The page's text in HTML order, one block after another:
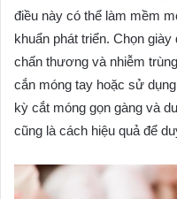
điều này có thể làm mềm
khuẩn phát triển. Chọn
chấn thương và nhiễm
cắn móng tay hoặc sử
kỳ cắt móng gọn gàng và
cũng là cách hiệu quả để